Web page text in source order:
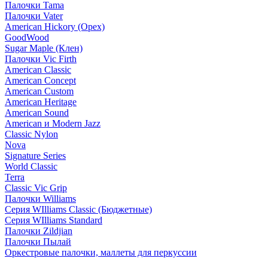
Палочки Tama
Палочки Vater
American Hickory (Орех)
GoodWood
Sugar Maple (Клен)
Палочки Vic Firth
American Classic
American Concept
American Custom
American Heritage
American Sound
American и Modern Jazz
Classic Nylon
Nova
Signature Series
World Classic
Terra
Classic Vic Grip
Палочки Williams
Серия WIlliams Classic (Бюджетные)
Серия WIlliams Standard
Палочки Zildjian
Палочки Пылай
Оркестровые палочки, маллеты для перкуссии